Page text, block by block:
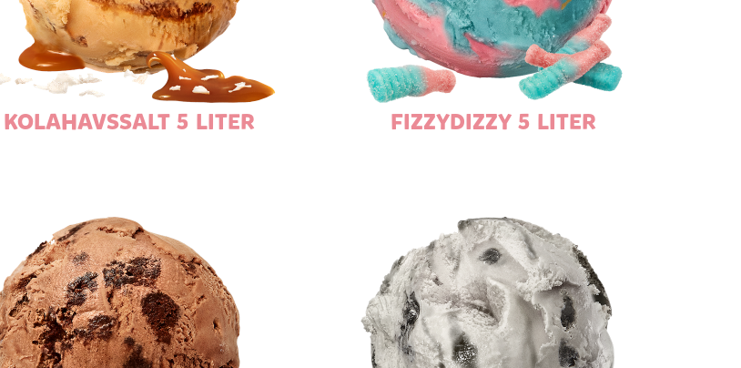
KOLAHAVSSALT 5 LITER FIZZYDIZZY 5 LITER